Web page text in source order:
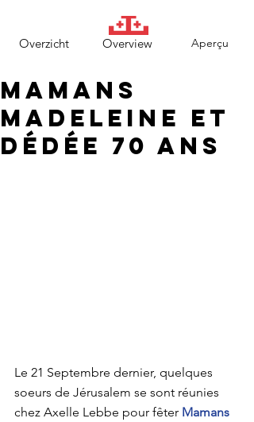
Overzicht Overview Aperçu
Mamans
Madeleine et
Dédée 70 ans
Le 21 Septembre dernier, quelques
soeurs de Jérusalem se sont réunies
chez Axelle Lebbe pour fêter Mamans